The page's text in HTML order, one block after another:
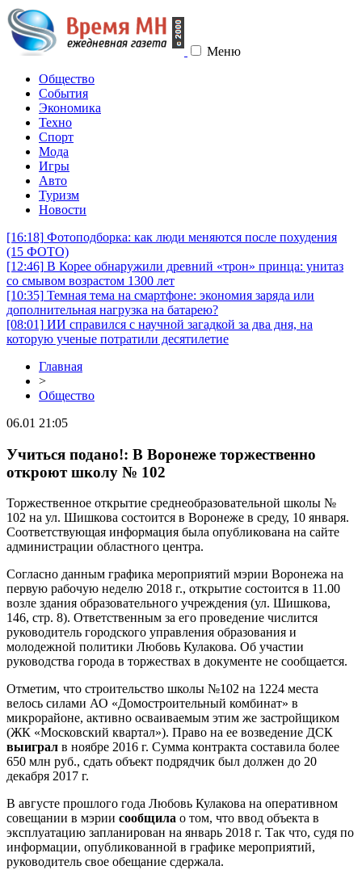
Меню
Общество
События
Экономика
Техно
Спорт
Мода
Игры
Авто
Туризм
Новости
[16:18] Фотоподборка: как люди меняются после похудения
(15 ФОТО)
[12:46] В Корее обнаружили древний «трон» принца: унитаз
со смывом возрастом 1300 лет
[10:35] Темная тема на смартфоне: экономия заряда или
дополнительная нагрузка на батарею?
[08:01] ИИ справился с научной загадкой за два дня, на
которую ученые потратили десятилетие
Главная
>
Общество
06.01 21:05
Учиться подано!: В Воронеже торжественно
откроют школу № 102
Торжественное открытие среднеобразовательной школы №
102 на ул. Шишкова состоится в Воронеже в среду, 10 января.
Соответствующая информация была опубликована на сайте
администрации областного центра.
Согласно данным графика мероприятий мэрии Воронежа на
первую рабочую неделю 2018 г., открытие состоится в 11.00
возле здания образовательного учреждения (ул. Шишкова,
146, стр. 8). Ответственным за его проведение числится
руководитель городского управления образования и
молодежной политики Любовь Кулакова. Об участии
руководства города в торжествах в документе не сообщается.
Отметим, что строительство школы №102 на 1224 места
велось силами АО «Домостроительный комбинат» в
микрорайоне, активно осваиваемым этим же застройщиком
(ЖК «Московский квартал»). Право на ее возведение ДСК
выиграл в ноябре 2016 г. Сумма контракта составила более
650 млн руб., сдать объект подрядчик был должен до 20
декабря 2017 г.
В августе прошлого года Любовь Кулакова на оперативном
совещании в мэрии сообщила о том, что ввод объекта в
эксплуатацию запланирован на январь 2018 г. Так что, судя по
информации, опубликованной в графике мероприятий,
руководитель свое обещание сдержала.